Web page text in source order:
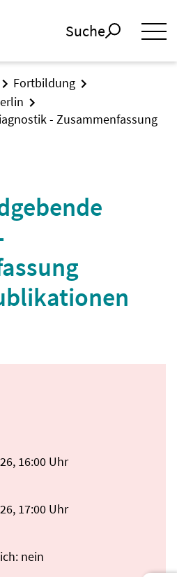
Suche
Fortbildung
- Zusammenfassung
16:00 Uhr
17:00 Uhr
nein